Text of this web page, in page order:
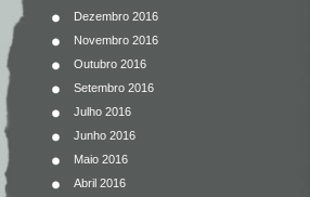
Dezembro 2016
Novembro 2016
Outubro 2016
Setembro 2016
Julho 2016
Junho 2016
Maio 2016
Abril 2016